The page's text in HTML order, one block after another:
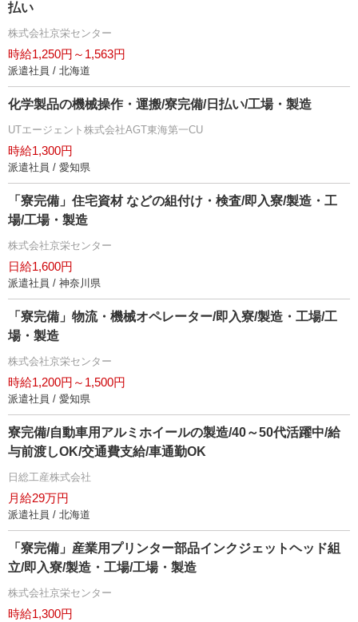
払い
株式会社京栄センター
時給1,250円～1,563円
派遣社員 / 北海道
化学製品の機械操作・運搬/寮完備/日払い/工場・製造
UTエージェント株式会社AGT東海第一CU
時給1,300円
派遣社員 / 愛知県
「寮完備」住宅資材 などの組付け・検査/即入寮/製造・工
場/工場・製造
株式会社京栄センター
日給1,600円
派遣社員 / 神奈川県
「寮完備」物流・機械オペレーター/即入寮/製造・工場/工
場・製造
株式会社京栄センター
時給1,200円～1,500円
派遣社員 / 愛知県
寮完備/自動車用アルミホイールの製造/40～50代活躍中/給
与前渡しOK/交通費支給/車通勤OK
日総工産株式会社
月給29万円
派遣社員 / 北海道
「寮完備」産業用プリンター部品インクジェットヘッド組
立/即入寮/製造・工場/工場・製造
株式会社京栄センター
時給1,300円